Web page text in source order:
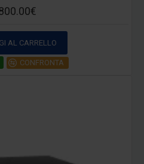
AL CARRELLO
CONFRONTA